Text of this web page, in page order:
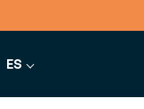
ES